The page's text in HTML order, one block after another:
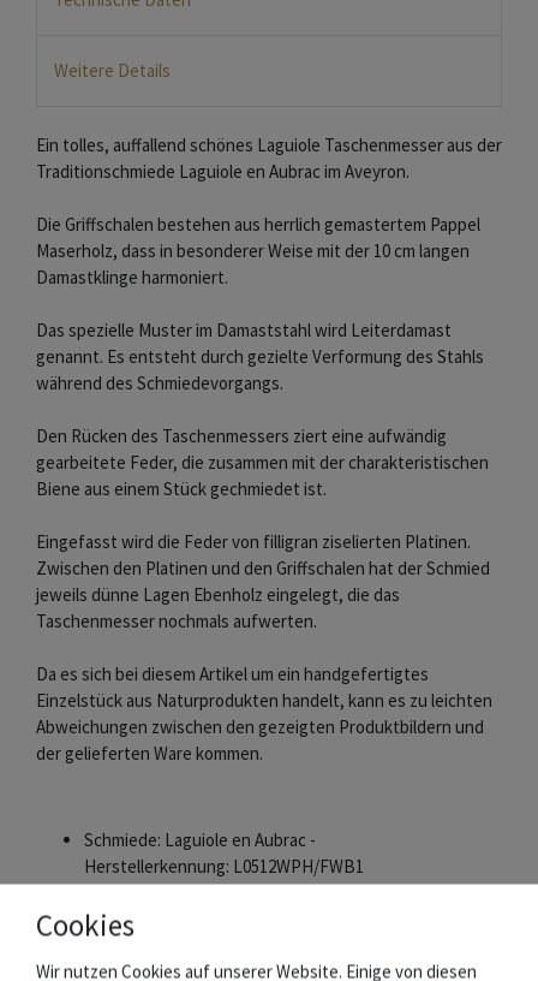
Weitere Details
Ein tolles, auffallend schönes Laguiole Taschenmesser aus der
Traditionschmiede Laguiole en Aubrac im Aveyron.
Die Griffschalen bestehen aus herrlich gemastertem Pappel
Maserholz, dass in besonderer Weise mit der 10 cm langen
Damastklinge harmoniert.
Das spezielle Muster im Damaststahl wird Leiterdamast
genannt. Es entsteht durch gezielte Verformung des Stahls
während des Schmiedevorgangs.
Den Rücken des Taschenmessers ziert eine aufwändig
gearbeitete Feder, die zusammen mit der charakteristischen
Biene aus einem Stück gechmiedet ist.
Eingefasst wird die Feder von filligran ziselierten Platinen.
Zwischen den Platinen und den Griffschalen hat der Schmied
jeweils dünne Lagen Ebenholz eingelegt, die das
Taschenmesser nochmals aufwerten.
Da es sich bei diesem Artikel um ein handgefertigtes
Einzelstück aus Naturprodukten handelt, kann es zu leichten
Abweichungen zwischen den gezeigten Produktbildern und
der gelieferten Ware kommen.
Schmiede: Laguiole en Aubrac -
Herstellerkennung: L0512WPH/FWB1
Heft: Griffschalen Pappel Maserholz - 12 cm
Stück geschmiedet
Cookies
Wir nutzen Cookies auf unserer Website. Einige von diesen